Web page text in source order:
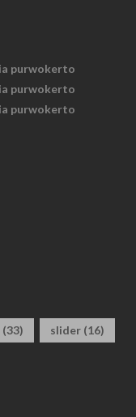
(33) slider (16)